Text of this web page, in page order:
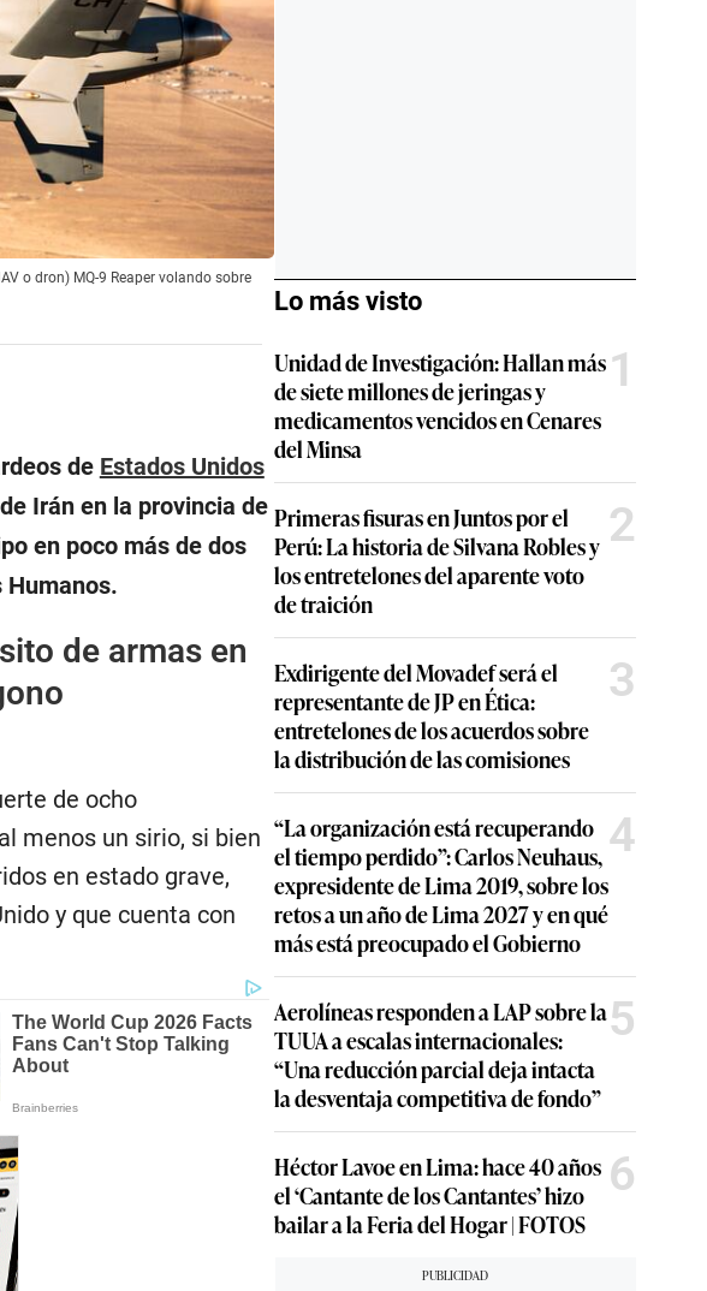
o dron) MQ-9 Reaper volando sobre
de Estados Unidos
Irán en la provincia de
en poco más de dos
Humanos.
de armas en
de ocho
menos un sirio, si bien
en estado grave,
y que cuenta con
Lo más visto
Unidad de Investigación: Hallan más
de siete millones de jeringas y
medicamentos vencidos en Cenares
del Minsa
1
Primeras fisuras en Juntos por el
Perú: La historia de Silvana Robles y
los entretelones del aparente voto
de traición
2
Exdirigente del Movadef será el
representante de JP en Ética:
entretelones de los acuerdos sobre
la distribución de las comisiones
3
“La organización está recuperando
el tiempo perdido”: Carlos Neuhaus,
expresidente de Lima 2019, sobre los
retos a un año de Lima 2027 y en qué
más está preocupado el Gobierno
4
Aerolíneas responden a LAP sobre la
TUUA a escalas internacionales:
“Una reducción parcial deja intacta
la desventaja competitiva de fondo”
5
Héctor Lavoe en Lima: hace 40 años
el ‘Cantante de los Cantantes’ hizo
bailar a la Feria del Hogar | FOTOS
6